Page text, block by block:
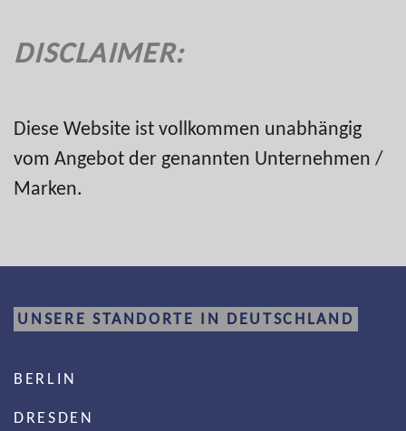
DISCLAIMER:
Diese Website ist vollkommen unabhängig
vom Angebot der genannten Unternehmen /
Marken.
UNSERE STANDORTE IN DEUTSCHLAND
BERLIN
DRESDEN